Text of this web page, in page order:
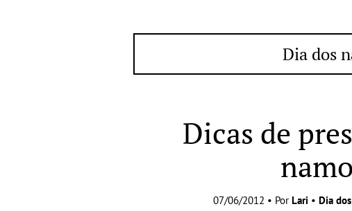
Dia dos
Dicas de
07/06/2012 • Por Lari • Dia